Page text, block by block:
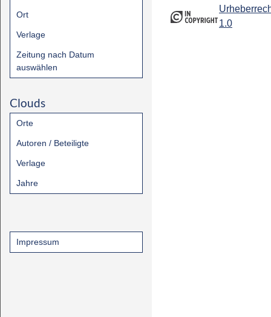
Ort
Verlage
Zeitung nach Datum
auswählen
Clouds
Orte
Autoren / Beteiligte
Verlage
Jahre
Impressum
1.0